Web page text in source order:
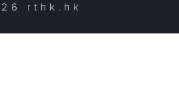
rthk.hk